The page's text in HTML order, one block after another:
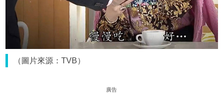
（圖片來源：TVB）
廣告